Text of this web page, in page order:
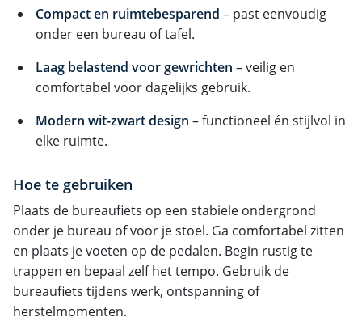
Compact en ruimtebesparend – past eenvoudig
onder een bureau of tafel.
Laag belastend voor gewrichten – veilig en
comfortabel voor dagelijks gebruik.
Modern wit-zwart design – functioneel én stijlvol in
elke ruimte.
Hoe te gebruiken
Plaats de bureaufiets op een stabiele ondergrond
onder je bureau of voor je stoel. Ga comfortabel zitten
en plaats je voeten op de pedalen. Begin rustig te
trappen en bepaal zelf het tempo. Gebruik de
bureaufiets tijdens werk, ontspanning of
herstelmomenten.